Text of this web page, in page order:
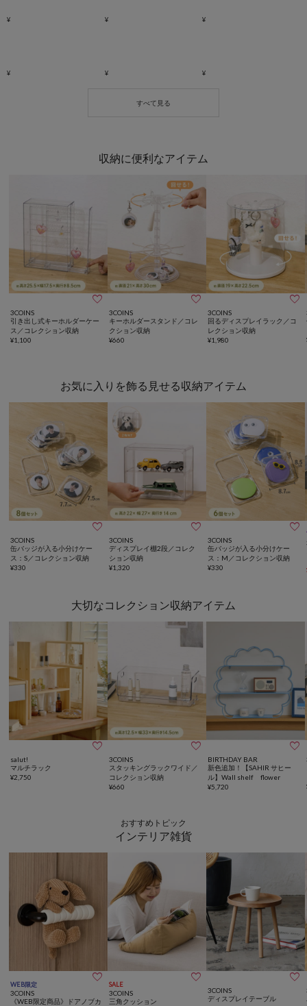
収納に便利なアイテム

3COINS
引き出し式キーホルダーケー
ス／コレクション収納
¥1,100

3COINS
キーホルダースタンド／コレ
クション収納
¥660

3COINS
回るディスプレイラック／コ
レクション収納
¥1,980
お気に入りを飾る見せる収納アイテム

3COINS
缶バッジが入る小分けケー
ス：S／コレクション収納
¥330

3COINS
ディスプレイ棚2段／コレク
ション収納
¥1,320

3COINS
缶バッジが入る小分けケー
ス：M／コレクション収納
¥330
大切なコレクション収納アイテム

salut!
マルチラック
¥2,750

3COINS
スタッキングラックワイド／
コレクション収納
¥660

BIRTHDAY BAR
新色追加！【SAHIR サヒー
ル】Wall shelf flower
¥5,720
おすすめトピック
インテリア雑貨
WEB限定 
3COINS
《WEB限定商品》ドアノブカ
SALE 
3COINS
三角クッション

3COINS
ディスプレイテーブル